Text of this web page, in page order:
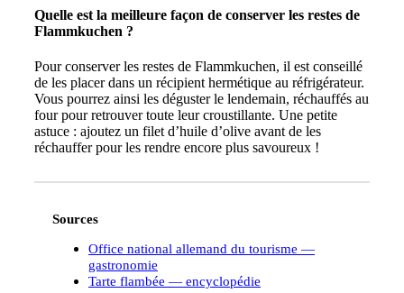
Quelle est la meilleure façon de conserver les restes de
Flammkuchen ?
Pour conserver les restes de Flammkuchen, il est conseillé
de les placer dans un récipient hermétique au réfrigérateur.
Vous pourrez ainsi les déguster le lendemain, réchauffés au
four pour retrouver toute leur croustillante. Une petite
astuce : ajoutez un filet d’huile d’olive avant de les
réchauffer pour les rendre encore plus savoureux !
Sources
Office national allemand du tourisme —
gastronomie
Tarte flambée — encyclopédie